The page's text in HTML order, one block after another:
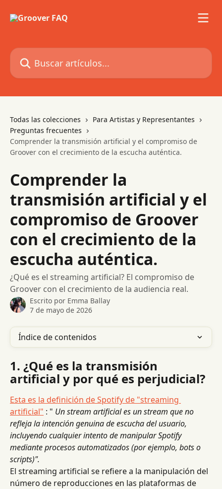
Buscar artículos...
Todas las colecciones
Para Artistas y Representantes
Preguntas frecuentes
Comprender la transmisión artificial y el compromiso de
Groover con el crecimiento de la escucha auténtica.
Comprender la
transmisión artificial y el
compromiso de Groover
con el crecimiento de la
escucha auténtica.
¿Qué es el streaming artificial? El compromiso de
Groover con el crecimiento de la audiencia real.
Escrito por Emma Ballay
7 de mayo de 2026
Índice de contenidos
1. ¿Qué es la transmisión
artificial y por qué es perjudicial?
Esta es la definición de Spotify de "streaming
artificial" : " Un stream artificial es un stream que no
refleja la intención genuina de escucha del usuario,
incluyendo cualquier intento de manipular Spotify
mediante procesos automatizados (por ejemplo, bots o
scripts)".
El streaming artificial se refiere a la manipulación del
número de reproducciones en las plataformas de